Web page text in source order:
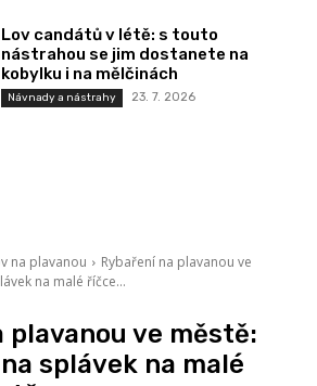
Lov candátů v létě: s touto
nástrahou se jim dostanete na
kobylku i na mělčinách
Návnady a nástrahy 23. 7. 2026